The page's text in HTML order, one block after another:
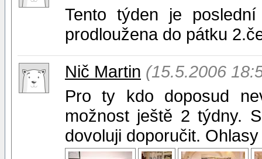
Tento týden je
prodloužena do pátku
Nič Martin (15.5.2006
Pro ty kdo doposud
možnost ještě 2 týdny.
dovoluji doporučit.